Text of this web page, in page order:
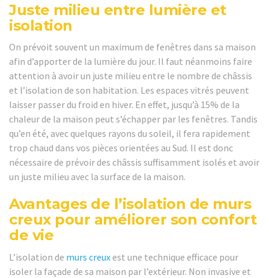
Juste milieu entre lumière et
isolation
On prévoit souvent un maximum de fenêtres dans sa maison
afin d’apporter de la lumière du jour. Il faut néanmoins faire
attention à avoir un juste milieu entre le nombre de châssis
et l’isolation de son habitation. Les espaces vitrés peuvent
laisser passer du froid en hiver. En effet, jusqu’à 15% de la
chaleur de la maison peut s’échapper par les fenêtres. Tandis
qu’en été, avec quelques rayons du soleil, il fera rapidement
trop chaud dans vos pièces orientées au Sud. Il est donc
nécessaire de prévoir des châssis suffisamment isolés et avoir
un juste milieu avec la surface de la maison.
Avantages de l’isolation de murs
creux pour améliorer son confort
de vie
L’isolation de murs creux est une technique efficace pour
isoler la façade de sa maison par l’extérieur. Non invasive et